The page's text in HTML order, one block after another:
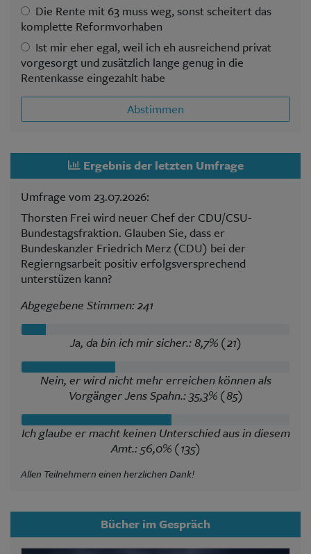
Die Rente mit 63 muss weg, sonst scheitert das
komplette Reformvorhaben
Ist mir eher egal, weil ich eh ausreichend privat
vorgesorgt und zusätzlich lange genug in die
Rentenkasse eingezahlt habe
Abstimmen
Ergebnis der letzten Umfrage
Umfrage vom 23.07.2026:
Thorsten Frei wird neuer Chef der CDU/CSU-
Bundestagsfraktion. Glauben Sie, dass er
Bundeskanzler Friedrich Merz (CDU) bei der
Regierngsarbeit positiv erfolgsversprechend
unterstüzen kann?
Abgegebene Stimmen: 241
Ja, da bin ich mir sicher.: 8,7% (21)
Nein, er wird nicht mehr erreichen können als
Vorgänger Jens Spahn.: 35,3% (85)
Ich glaube er macht keinen Unterschied aus in diesem
Amt.: 56,0% (135)
Allen Teilnehmern einen herzlichen Dank!
Bücher im Gespräch